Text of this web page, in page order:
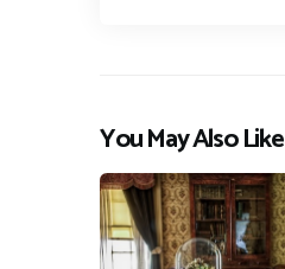
You May Also Like